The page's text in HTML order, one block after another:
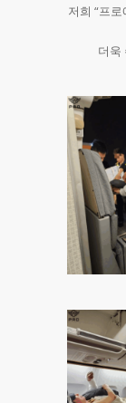
저희 “프
더욱